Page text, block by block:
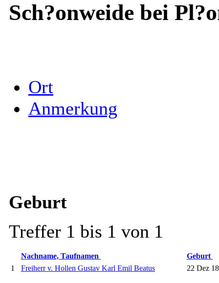
Sch?onweide bei
Ort
Anmerkung
Geburt
Treffer 1 bis 1 von 1
Nachname, Taufnamen
Geburt
1
Freiherr v. Hollen Gustav Karl Emil Beatus 22 Dez